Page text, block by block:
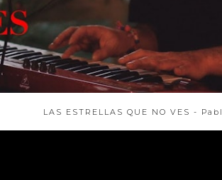
LAS ESTRELLAS QUE NO VES -